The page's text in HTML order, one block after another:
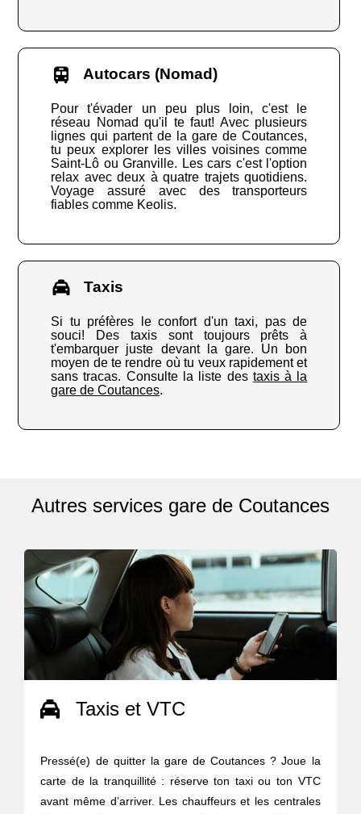
Autocars (Nomad)
Pour t'évader un peu plus loin, c'est le
réseau Nomad qu'il te faut! Avec plusieurs
lignes qui partent de la gare de Coutances,
tu peux explorer les villes voisines comme
Saint-Lô ou Granville. Les cars c'est l'option
relax avec deux à quatre trajets quotidiens.
Voyage assuré avec des transporteurs
fiables comme Keolis.
Taxis
Si tu préfères le confort d'un taxi, pas de
souci! Des taxis sont toujours prêts à
t'embarquer juste devant la gare. Un bon
moyen de te rendre où tu veux rapidement et
sans tracas. Consulte la liste des taxis à la
gare de Coutances.
Autres services gare de Coutances
Taxis et VTC
Pressé(e) de quitter la gare de Coutances ? Joue la
carte de la tranquillité : réserve ton taxi ou ton VTC
avant même d’arriver. Les chauffeurs et les centrales